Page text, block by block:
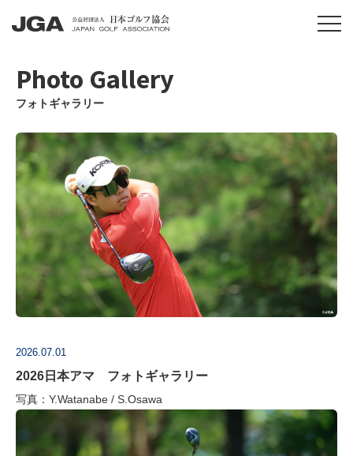
Photo Gallery
フォトギャラリー
2026.07.01
2026日本アマ フォトギャラリー
写真：Y.Watanabe / S.Osawa